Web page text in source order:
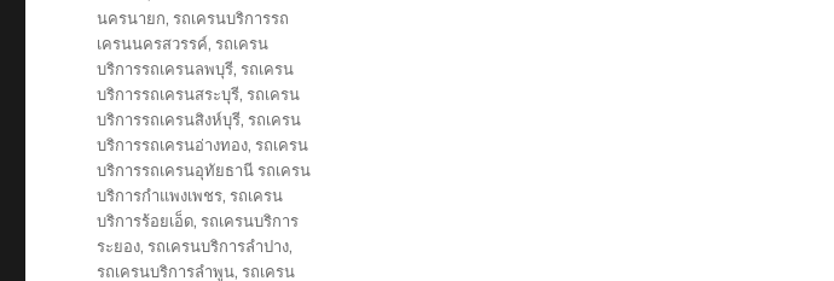
นครนายก,รถเครนบริการรถ
เครนนครสวรรค์,รถเครน
บริการรถเครนลพบุรี,รถเครน
บริการรถเครนสระบุรี,รถเครน
บริการรถเครนสิงห์บุรี,รถเครน
บริการรถเครนอ่างทอง,รถเครน
บริการรถเครนอุทัยธานี รถเครน
บริการกำแพงเพชร,รถเครน
บริการร้อยเอ็ด,รถเครนบริการ
ระยอง,รถเครนบริการลำปาง,
รถเครนบริการลำพูน,รถเครน